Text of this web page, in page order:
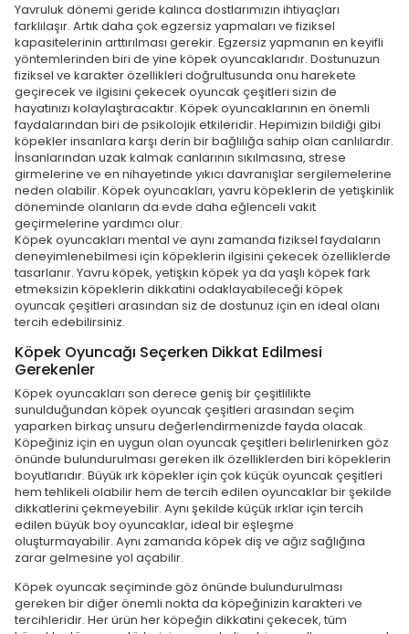
Yavruluk dönemi geride kalınca dostlarımızın ihtiyaçları
farklılaşır. Artık daha çok egzersiz yapmaları ve fiziksel
kapasitelerinin arttırılması gerekir. Egzersiz yapmanın en keyifli
yöntemlerinden biri de yine köpek oyuncaklarıdır. Dostunuzun
fiziksel ve karakter özellikleri doğrultusunda onu harekete
geçirecek ve ilgisini çekecek oyuncak çeşitleri sizin de
hayatınızı kolaylaştıracaktır. Köpek oyuncaklarının en önemli
faydalarından biri de psikolojik etkileridir. Hepimizin bildiği gibi
köpekler insanlara karşı derin bir bağlılığa sahip olan canlılardır.
İnsanlarından uzak kalmak canlarının sıkılmasına, strese
girmelerine ve en nihayetinde yıkıcı davranışlar sergilemelerine
neden olabilir. Köpek oyuncakları, yavru köpeklerin de yetişkinlik
döneminde olanların da evde daha eğlenceli vakit
geçirmelerine yardımcı olur.
Köpek oyuncakları mental ve aynı zamanda fiziksel faydaların
deneyimlenebilmesi için köpeklerin ilgisini çekecek özelliklerde
tasarlanır. Yavru köpek, yetişkin köpek ya da yaşlı köpek fark
etmeksizin köpeklerin dikkatini odaklayabileceği köpek
oyuncak çeşitleri arasından siz de dostunuz için en ideal olanı
tercih edebilirsiniz.
Köpek Oyuncağı Seçerken Dikkat Edilmesi
Gerekenler
Köpek oyuncakları son derece geniş bir çeşitlilikte
sunulduğundan köpek oyuncak çeşitleri arasından seçim
yaparken birkaç unsuru değerlendirmenizde fayda olacak.
Köpeğiniz için en uygun olan oyuncak çeşitleri belirlenirken göz
önünde bulundurulması gereken ilk özelliklerden biri köpeklerin
boyutlarıdır. Büyük ırk köpekler için çok küçük oyuncak çeşitleri
hem tehlikeli olabilir hem de tercih edilen oyuncaklar bir şekilde
dikkatlerini çekmeyebilir. Aynı şekilde küçük ırklar için tercih
edilen büyük boy oyuncaklar, ideal bir eşleşme
oluşturmayabilir. Aynı zamanda köpek diş ve ağız sağlığına
zarar gelmesine yol açabilir.
Köpek oyuncak seçiminde göz önünde bulundurulması
gereken bir diğer önemli nokta da köpeğinizin karakteri ve
tercihleridir. Her ürün her köpeğin dikkatini çekecek, tüm